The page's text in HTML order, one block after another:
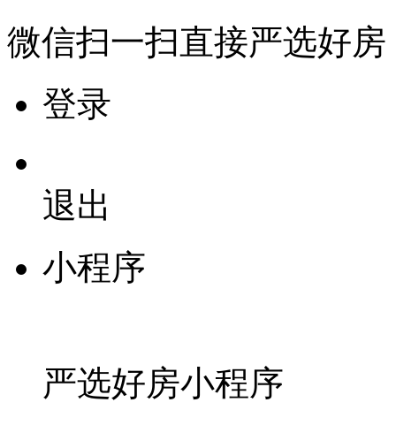
微信扫一扫直接严选好房
登录
退出
小程序
严选好房小程序